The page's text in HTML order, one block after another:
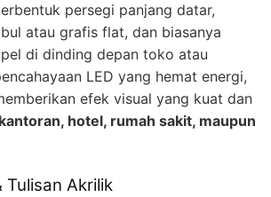
persegi panjang datar,
atau grafis flat, dan biasanya
di dinding depan toko atau
LED yang hemat energi,
efek visual yang kuat dan
hotel, rumah sakit, maupun
Tulisan Akrilik